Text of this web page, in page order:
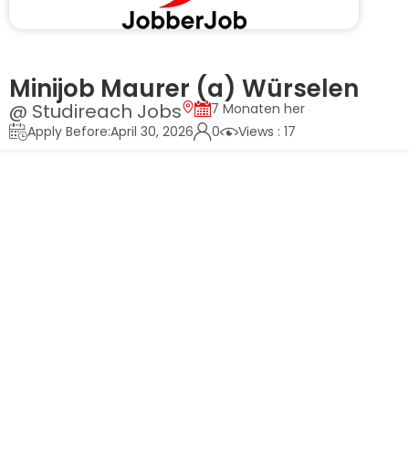
Minijob Maurer (a) Würselen
@ Studireach Jobs
7 Monaten her
Apply Before:April 30, 2026
0 Views : 17